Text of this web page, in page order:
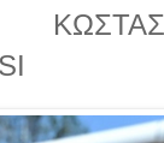
ΚΩΣΤΑΣ